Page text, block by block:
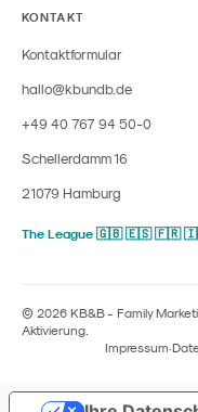
KONTAKT
Kontaktformular
hallo@kbundb.de
+49 40 767 94 50-0
Schellerdamm 16
21079 Hamburg
The League 🇬🇧 🇪🇸 🇫🇷
© 2026 KB&B - Family
Aktivierung.
Impressum·